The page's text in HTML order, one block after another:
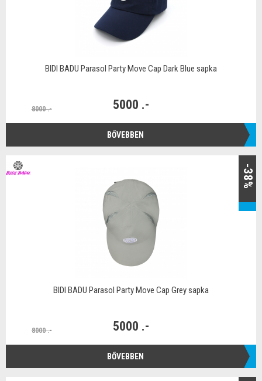
BIDI BADU Parasol Party Move Cap Dark Blue sapka
8000 .- 5000 .-
BŐVEBBEN
-38%
BIDI BADU Parasol Party Move Cap Grey sapka
8000 .- 5000 .-
BŐVEBBEN